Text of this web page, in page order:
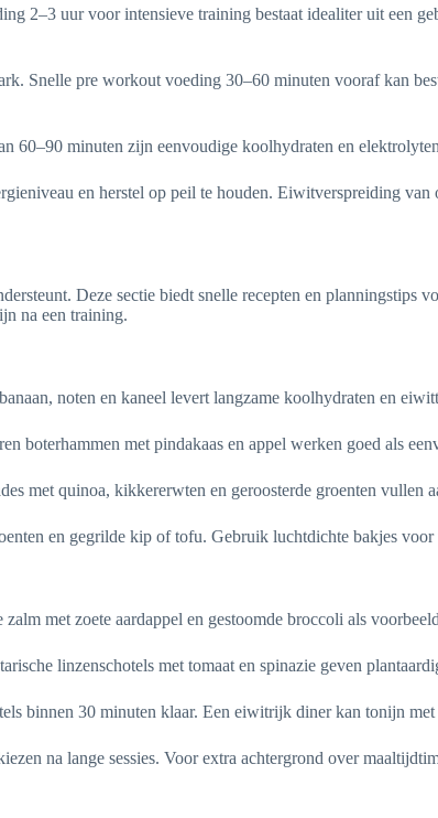
2–3 uur voor intensieve training bestaat idealiter uit een
Snelle pre workout voeding 30–60 minuten vooraf kan
60–90 minuten zijn eenvoudige koolhydraten en
en herstel op peil te houden. Eiwitverspreiding
Deze sectie biedt snelle recepten en
na een training.
noten en kaneel levert langzame koolhydraten en
boterhammen met pindakaas en appel werken goed als
met quinoa, kikkererwten en geroosterde groenten vullen
en gegrilde kip of tofu. Gebruik luchtdichte bakjes
met zoete aardappel en gestoomde broccoli als
linzenschotels met tomaat en spinazie geven
binnen 30 minuten klaar. Een eiwitrijk diner kan tonijn met
na lange sessies. Voor extra achtergrond over